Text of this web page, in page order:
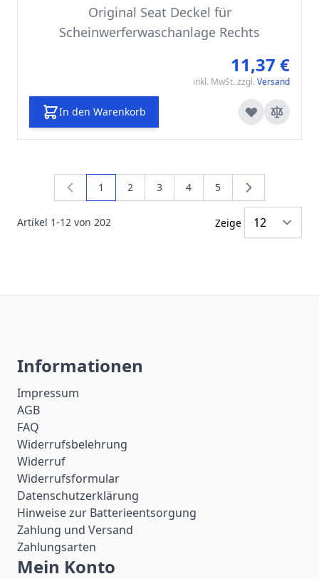
Original Seat Deckel für
Scheinwerferwaschanlage Rechts
11,37 €
inkl. MwSt. zzgl. Versand
In den Warenkorb
Artikel 1-12 von 202
Sie lesen gerade die Seite
1 Seite
2 Seite
3 Seite
4 Seite
5
Zeige
Informationen
Impressum
AGB
FAQ
Widerrufsbelehrung
Widerruf
Widerrufsformular
Datenschutzerklärung
Hinweise zur Batterieentsorgung
Zahlung und Versand
Zahlungsarten
Mein Konto